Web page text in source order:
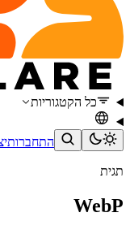
כל הקטגוריות
התחברות
תגית
WebP